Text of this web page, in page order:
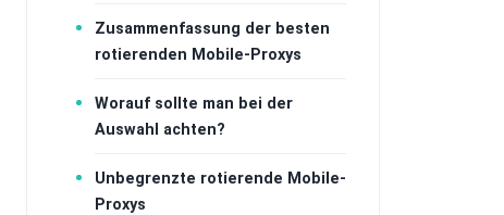
Zusammenfassung der besten
rotierenden Mobile-Proxys
Worauf sollte man bei der
Auswahl achten?
Unbegrenzte rotierende Mobile-
Proxys